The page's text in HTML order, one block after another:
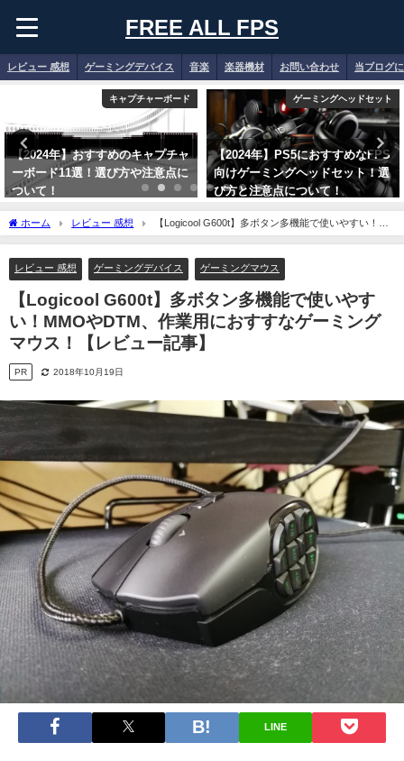
FREE ALL FPS
レビュー 感想 ゲーミングデバイス 音楽 楽器機材 お問い合わせ 当ブログ
キャプチャーボード
【2024年】おすすめのキャプチャ
ーボード11選！選び方や注意点に
ついて！
ゲーミングヘッドセット
【2024年】PS5におすすめなFPS
向けゲーミングヘッドセット！選
び方と注意点について！
ホーム レビュー 感想
【Logicool G600t】多ボタン多機能で使いやすい！
MMOやDTM、作業用におすすなゲーミングマウス！【レビュー記事】
レビュー 感想 ゲーミングデバイス ゲーミングマウス
【Logicool G600t】多ボタン多機能で使いやす
い！MMOやDTM、作業用におすすなゲーミング
マウス！【レビュー記事】
PR 2018年10月19日
LINE